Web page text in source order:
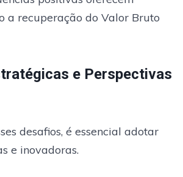
a recuperação do Valor Bruto
e Perspectivas
desafios, é essencial adotar
e inovadoras.